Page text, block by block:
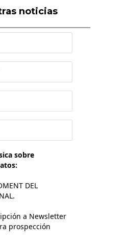
noticias
sobre
DEL
a Newsletter
prospección